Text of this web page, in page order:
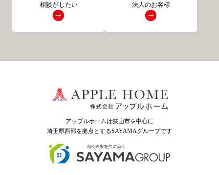
相談がしたい
法人のお客様
アップルホームは狭山市を中心に
埼玉県西部を拠点とするSAYAMAグループです